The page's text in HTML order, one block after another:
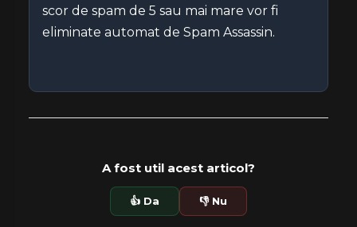
scor de spam de 5 sau mai mare vor fi
eliminate automat de Spam Assassin.
A fost util acest articol?
👍 Da 👎 Nu